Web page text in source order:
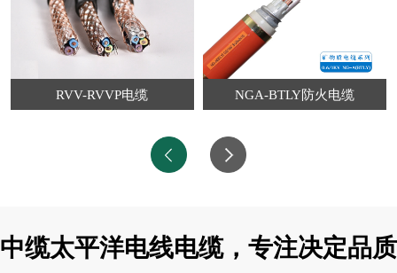
RVV-RVVP电缆 NGA-BTLY防火电缆
中缆太平洋电线电缆，专注决定品质